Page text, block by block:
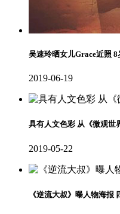
吴速玲晒女儿Grace近照
2019-06-19
具有人文色彩 从《微观世
2019-05-22
《逆流大叔》曝人物海报